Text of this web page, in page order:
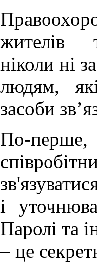
жителів
ніколи ні
людям,
засоби
По-
і
Паролі та
– це